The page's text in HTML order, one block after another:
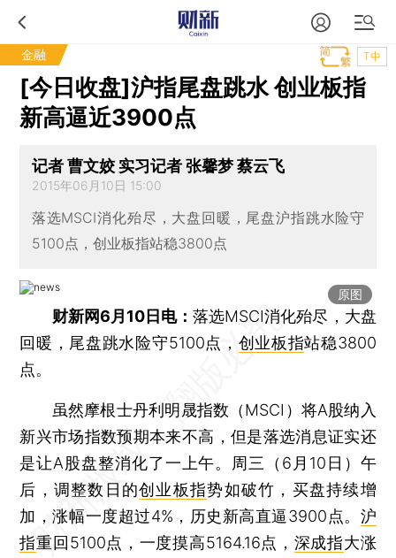
金融 T中
[今日收盘]沪指尾盘跳水 创业板指
新高逼近3900点
记者 曹文姣 实习记者 张馨梦 蔡云飞
2015年06月10日 15:00
落选MSCI消化殆尽，大盘回暖，尾盘沪指跳水险守
5100点，创业板指站稳3800点
原图
财新网6月10日电：落选MSCI消化殆尽，大盘
回暖，尾盘跳水险守5100点， 创业板指站稳3800
点。
虽然摩根士丹利明晟指数（MSCI）将A股纳入
新兴市场指数预期本来不高，但是落选消息证实还
是让A股盘整消化了一上午。周三（6月10日）午
后，调整数日的创业板指势如破竹，买盘持续增
加，涨幅一度超过4%，历史新高直逼3900点。 沪
指重回5100点，一度摸高5164.16点， 深成指大涨